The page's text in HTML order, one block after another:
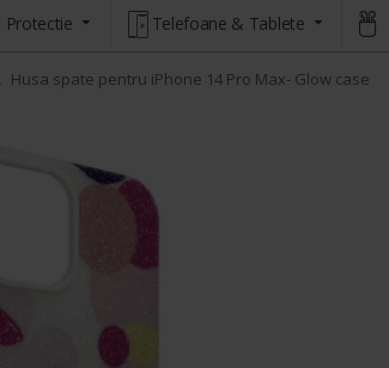
Protectie Telefoane & Tablete
Husa spate pentru iPhone 14 Pro Max- Glow case